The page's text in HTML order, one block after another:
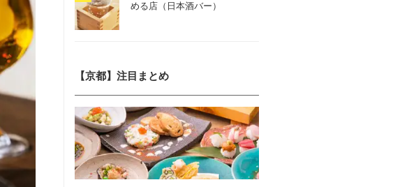
める店（日本酒バー）
【京都】注目まとめ